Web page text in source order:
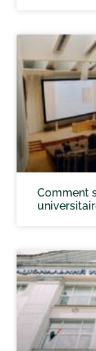
Comment